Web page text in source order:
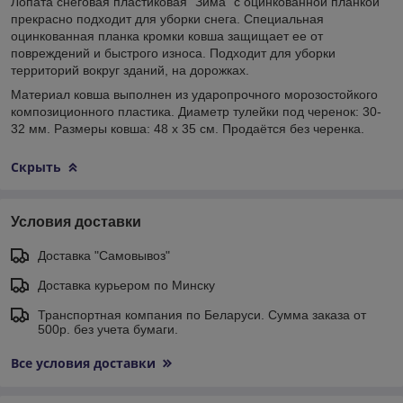
прекрасно подходит для уборки снега. Специальная
оцинкованная планка кромки ковша защищает ее от
повреждений и быстрого износа. Подходит для уборки
территорий вокруг зданий, на дорожках.
Материал ковша выполнен из ударопрочного морозостойкого
композиционного пластика. Диаметр тулейки под черенок: 30-
32 мм. Размеры ковша: 48 х 35 см. Продаётся без черенка.
Скрыть
Условия доставки
Доставка "Самовывоз"
Доставка курьером по Минску
Транспортная компания по Беларуси. Сумма заказа от
500р. без учета бумаги.
Все условия доставки